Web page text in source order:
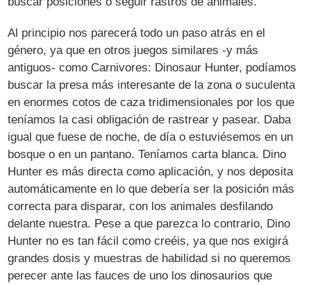
Al principio nos parecerá todo un paso atrás en el
género, ya que en otros juegos similares -y más
antiguos- como Carnivores: Dinosaur Hunter, podíamos
buscar la presa más interesante de la zona o suculenta
en enormes cotos de caza tridimensionales por los que
teníamos la casi obligación de rastrear y pasear. Daba
igual que fuese de noche, de día o estuviésemos en un
bosque o en un pantano. Teníamos carta blanca. Dino
Hunter es más directa como aplicación, y nos deposita
automáticamente en lo que debería ser la posición más
correcta para disparar, con los animales desfilando
delante nuestra. Pese a que parezca lo contrario, Dino
Hunter no es tan fácil como creéis, ya que nos exigirá
grandes dosis y muestras de habilidad si no queremos
perecer ante las fauces de uno los dinosaurios que